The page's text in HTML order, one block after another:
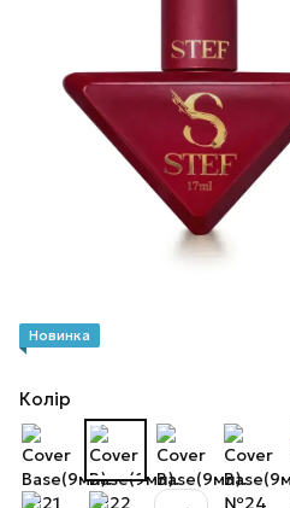
Новинка
Колір